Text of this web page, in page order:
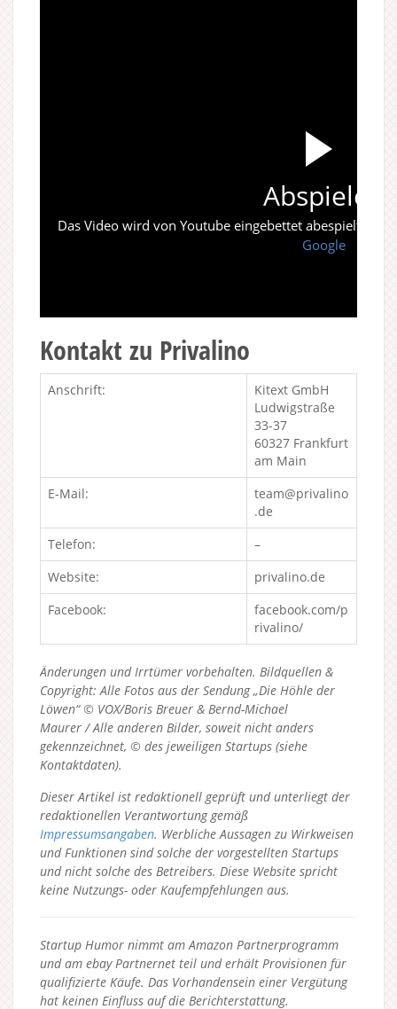
Abspielen
Das Video wird von Youtube eingebettet abespielt. Es
Google
Kontakt zu Privalino
Anschrift:
Kitext GmbH
Ludwigstraße
33-37
60327 Frankfurt
am Main
E-Mail:
team@privalino
.de
Telefon:
–
Website:
privalino.de
Facebook:
facebook.com/p
rivalino/
Änderungen und Irrtümer vorbehalten. Bildquellen &
Copyright: Alle Fotos aus der Sendung „Die Höhle der
Löwen“ © VOX/Boris Breuer & Bernd-Michael
Maurer / Alle anderen Bilder, soweit nicht anders
gekennzeichnet, © des jeweiligen Startups (siehe
Kontaktdaten).
Dieser Artikel ist redaktionell geprüft und unterliegt der
redaktionellen Verantwortung gemäß
Impressumsangaben. Werbliche Aussagen zu Wirkweisen
und Funktionen sind solche der vorgestellten Startups
und nicht solche des Betreibers. Diese Website spricht
keine Nutzungs- oder Kaufempfehlungen aus.
Startup Humor nimmt am Amazon Partnerprogramm
und am ebay Partnernet teil und erhält Provisionen für
qualifizierte Käufe. Das Vorhandensein einer Vergütung
hat keinen Einfluss auf die Berichterstattung.